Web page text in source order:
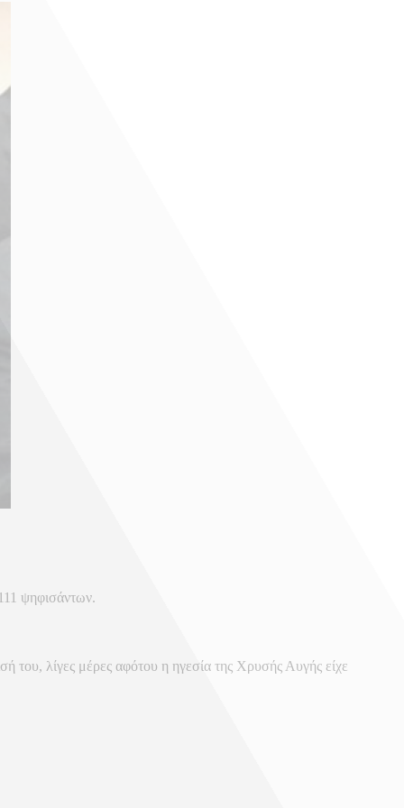
ψηφισάντων.
του, λίγες μέρες αφότου η ηγεσία της Χρυσής Αυγής είχε